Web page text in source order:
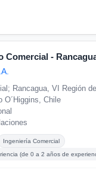
Comercial -
Rancagua, VI Región
O´Higgins, Chile
Ingeniería Comercial
(de 0 a 2 años de